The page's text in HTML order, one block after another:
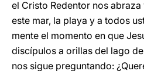
el Cristo Redentor nos
este mar, la playa y a todos
mente el momento en que
discípulos a orillas del lago
nos sigue preguntando: